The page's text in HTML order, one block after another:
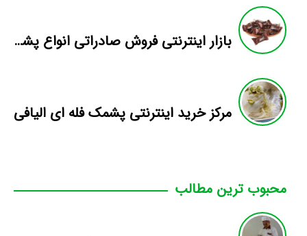
بازار اینترنتی فروش صادراتی انواع پشمک الیافی/شکلاتی
مرکز خرید اینترنتی پشمک فله ای الیافی
محبوب ترین مطالب